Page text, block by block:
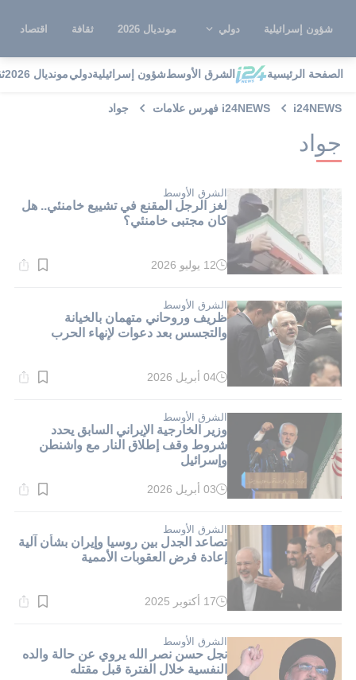
شؤون إسرائيلية دولي مونديال 2026 ثقافة اقتصاد
الصفحة الرئيسية الشرق الأوسطشؤون إسرائيليةدوليمونديال 2026
i24NEWS i24NEWS فهرس علامات جواد
جواد
الشرق الأوسط
لغز الرجل المقنع في تشييع خامنئي.. هل
كان مجتبى خامنئي؟
وقت
دقيقة.
12 يوليو 2026
الشرق الأوسط
ظريف وروحاني متهمان بالخيانة
والتجسس بعد دعوات لإنهاء الحرب
وقت
دقيقة.
04 أبريل 2026
الشرق الأوسط
وزير الخارجية الإيراني السابق يحدد
شروط وقف إطلاق النار مع واشنطن
وإسرائيل
وقت
دقيقة.
03 أبريل 2026
الشرق الأوسط
تصاعد الجدل بين روسيا وإيران بشأن آلية
إعادة فرض العقوبات الأممية
وقت
دقيقة.
17 أكتوبر 2025
الشرق الأوسط
نجل حسن نصر الله يروي عن حالة والده
النفسية خلال الفترة قبل مقتله